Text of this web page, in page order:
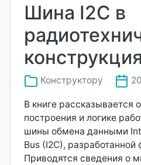
Шина I2С в
Конструктору
В книге рассказывается
построения и логике
шины обмена данными
Bus (I2C),
Приводятся сведения о